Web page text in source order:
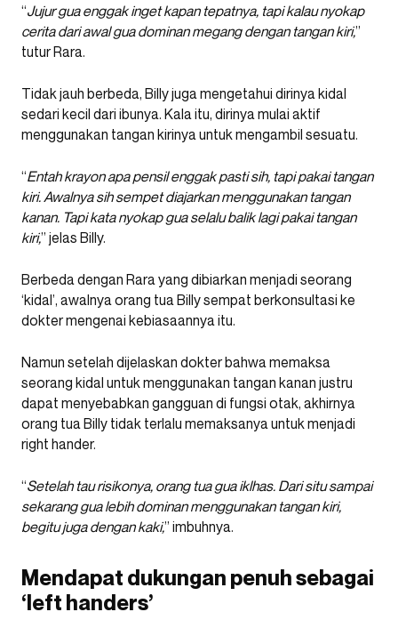
“Jujur gua enggak inget kapan tepatnya, tapi kalau nyokap
cerita dari awal gua dominan megang dengan tangan kiri,”
tutur Rara.
Tidak jauh berbeda, Billy juga mengetahui dirinya kidal
sedari kecil dari ibunya. Kala itu, dirinya mulai aktif
menggunakan tangan kirinya untuk mengambil sesuatu.
“Entah krayon apa pensil enggak pasti sih, tapi pakai tangan
kiri. Awalnya sih sempet diajarkan menggunakan tangan
kanan. Tapi kata nyokap gua selalu balik lagi pakai tangan
kiri,” jelas Billy.
Berbeda dengan Rara yang dibiarkan menjadi seorang
‘kidal’, awalnya orang tua Billy sempat berkonsultasi ke
dokter mengenai kebiasaannya itu.
Namun setelah dijelaskan dokter bahwa memaksa
seorang kidal untuk menggunakan tangan kanan justru
dapat menyebabkan gangguan di fungsi otak, akhirnya
orang tua Billy tidak terlalu memaksanya untuk menjadi
right hander.
“Setelah tau risikonya, orang tua gua iklhas. Dari situ sampai
sekarang gua lebih dominan menggunakan tangan kiri,
begitu juga dengan kaki,” imbuhnya.
Mendapat dukungan penuh sebagai
‘left handers’